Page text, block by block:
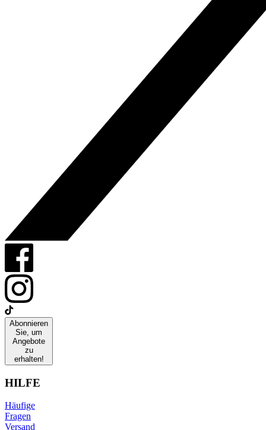
Abonnieren
Sie, um
Angebote
zu
erhalten!
HILFE
Häufige
Fragen
Versand